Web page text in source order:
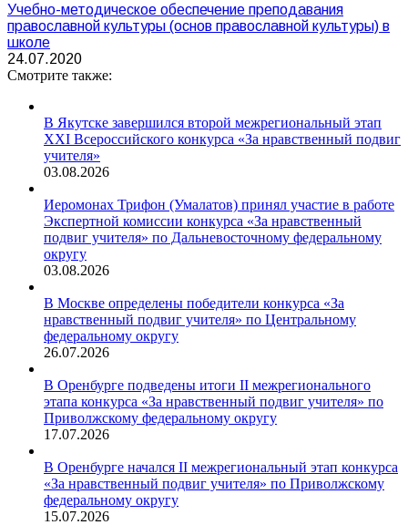
Учебно-методическое обеспечение преподавания
православной культуры (основ православной культуры) в
школе
24.07.2020
Смотрите также:
В Якутске завершился второй межрегиональный этап
XXI Всероссийского конкурса «За нравственный подвиг
учителя»
03.08.2026
Иеромонах Трифон (Умалатов) принял участие в работе
Экспертной комиссии конкурса «За нравственный
подвиг учителя» по Дальневосточному федеральному
округу
03.08.2026
В Москве определены победители конкурса «За
нравственный подвиг учителя» по Центральному
федеральному округу
26.07.2026
В Оренбурге подведены итоги II межрегионального
этапа конкурса «За нравственный подвиг учителя» по
Приволжскому федеральному округу
17.07.2026
В Оренбурге начался II межрегиональный этап конкурса
«За нравственный подвиг учителя» по Приволжскому
федеральному округу
15.07.2026